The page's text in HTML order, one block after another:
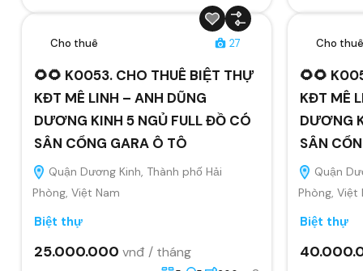
Cho thuê 27
🌻🌻 K0053. CHO THUÊ BIỆT THỰ
KĐT MÊ LINH – ANH DŨNG
DƯƠNG KINH 5 NGỦ FULL ĐỒ CÓ
SÂN CỔNG GARA Ô TÔ
Quận Dương Kinh, Thành phố Hải
Phòng, Việt Nam
Biệt thự
25.000.000 vnđ / tháng
Cho thuê
🌻🌻
KĐT MÊ
DƯƠNG
SÂN
Quận
Phòng, Việt
Biệt thự